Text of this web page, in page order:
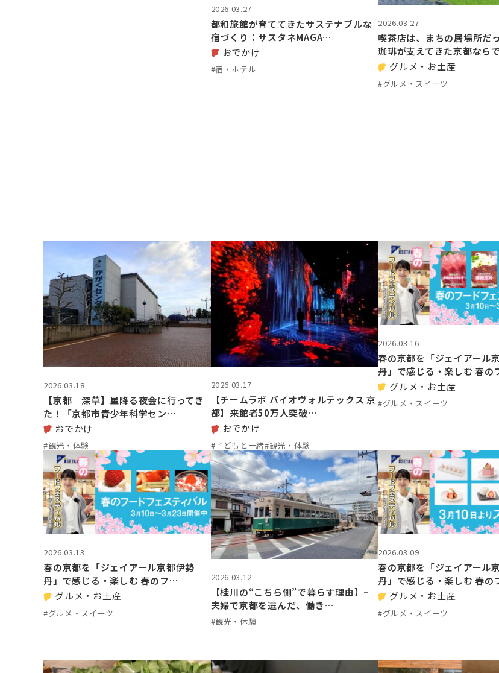
2026.03.27
都和旅館が育ててきたサステナブルな
宿づくり：サスタネMAGA…
おでかけ
#宿・ホテル
2026.03.27
喫茶店は、まちの居場所だ
珈琲が支えてきた京都なら
グルメ・お土産
#グルメ・スイーツ
2026.03.18
【京都 深草】星降る夜会に行ってき
た！「京都市青少年科学セン…
おでかけ
#観光・体験
2026.03.17
【チームラボ バイオヴォルテックス 京
都】来館者50万人突破…
おでかけ
#子どもと一緒#観光・体験
2026.03.16
春の京都を「ジェイアール
丹」で感じる・楽しむ 春の
グルメ・お土産
#グルメ・スイーツ
2026.03.13
春の京都を「ジェイアール京都伊勢
丹」で感じる・楽しむ 春のフ…
グルメ・お土産
#グルメ・スイーツ
2026.03.12
【桂川の“こちら側”で暮らす理由】–
夫婦で京都を選んだ、働き…
#観光・体験
2026.03.09
春の京都を「ジェイアール
丹」で感じる・楽しむ 春の
グルメ・お土産
#グルメ・スイーツ